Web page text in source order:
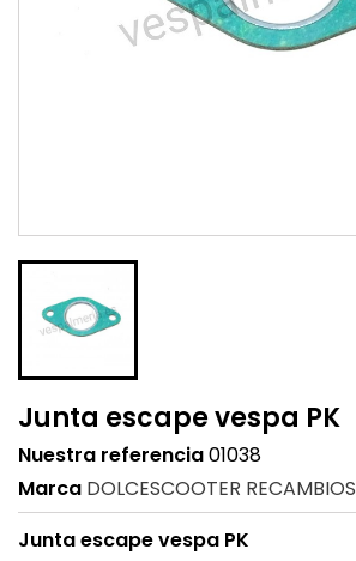
Junta escape vespa PK
Nuestra referencia01038
Marca DOLCESCOOTER RECAMBIOS
Junta escape vespa PK